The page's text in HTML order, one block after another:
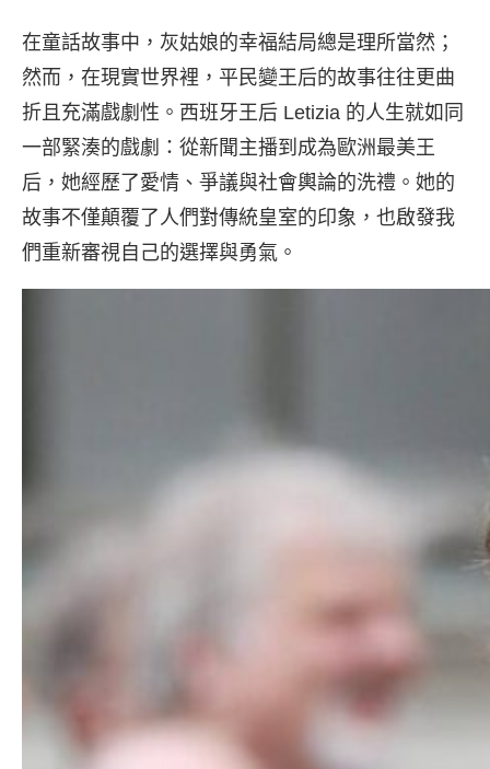
在童話故事中，灰姑娘的幸福結局總是理所當然；
然而，在現實世界裡，平民變王后的故事往往更曲
折且充滿戲劇性。西班牙王后 Letizia 的人生就如同
一部緊湊的戲劇：從新聞主播到成為歐洲最美王
后，她經歷了愛情、爭議與社會輿論的洗禮。她的
故事不僅顛覆了人們對傳統皇室的印象，也啟發我
們重新審視自己的選擇與勇氣。